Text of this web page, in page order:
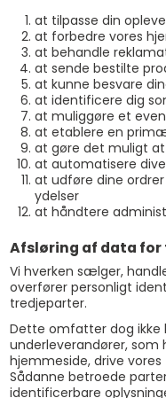
at tilpasse din
at forbedre vores
at behandle
at sende bestilte
at kunne besvare
at identificere dig
at muliggøre et
at etablere en
at gøre det muligt
at automatisere
at udføre dine
ydelser
at håndtere
Afsløring af data
Vi hverken sælger,
overfører personligt
tredjeparter.
Dette omfatter dog ikke
underleverandører,
hjemmeside, drive
Sådanne betroede
identificerbare